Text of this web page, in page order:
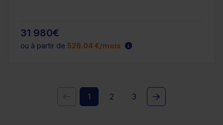
31 980€
ou à partir de 526.04 €/mois
1 2 3